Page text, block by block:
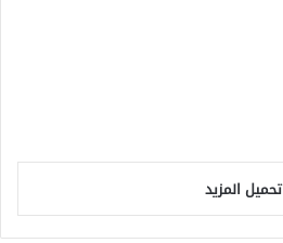
تحميل المزيد